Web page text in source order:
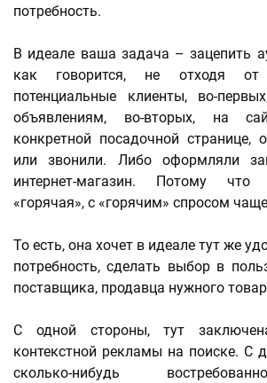
потребность.
В идеале ваша задача – зацепить
как говорится, не отходя
потенциальные клиенты, во-
объявлениям, во-вторых, на
конкретной посадочной странице,
или звонили. Либо оформляли
интернет-магазин. Потому что
«горячая», с «горячим» спросом
То есть, она хочет в идеале тут же
потребность, сделать выбор в
поставщика, продавца нужного
С одной стороны, тут
контекстной рекламы на поиске. С
сколько-нибудь